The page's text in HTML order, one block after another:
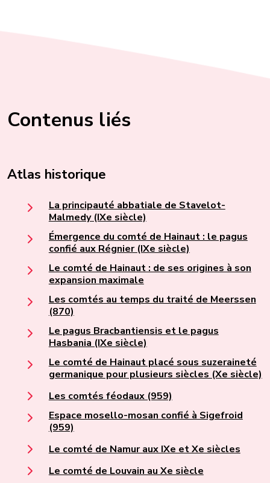
Contenus liés
Atlas historique
La principauté abbatiale de Stavelot-
Malmedy (IXe siècle)
Émergence du comté de Hainaut : le pagus
confié aux Régnier (IXe siècle)
Le comté de Hainaut : de ses origines à son
expansion maximale
Les comtés au temps du traité de Meerssen
(870)
Le pagus Bracbantiensis et le pagus
Hasbania (IXe siècle)
Le comté de Hainaut placé sous suzeraineté
germanique pour plusieurs siècles (Xe siècle)
Les comtés féodaux (959)
Espace mosello-mosan confié à Sigefroid
(959)
Le comté de Namur aux IXe et Xe siècles
Le comté de Louvain au Xe siècle